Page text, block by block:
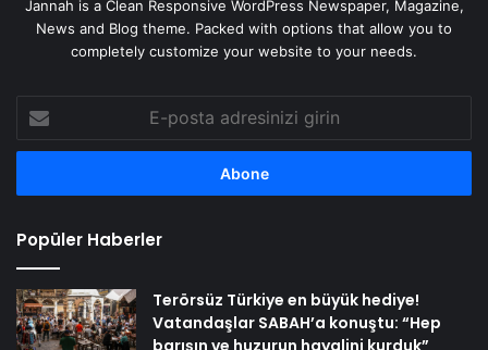
Jannah is a Clean Responsive WordPress Newspaper, Magazine,
News and Blog theme. Packed with options that allow you to
completely customize your website to your needs.
posta
adresinizi
Popüler Haberler
Terörsüz Türkiye en büyük hediye!
Vatandaşlar SABAH’a konuştu: “Hep